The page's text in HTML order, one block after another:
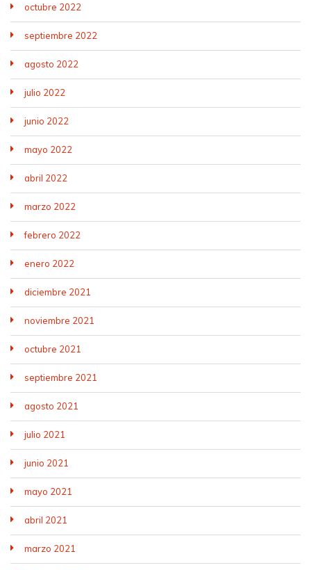
octubre 2022
septiembre 2022
agosto 2022
julio 2022
junio 2022
mayo 2022
abril 2022
marzo 2022
febrero 2022
enero 2022
diciembre 2021
noviembre 2021
octubre 2021
septiembre 2021
agosto 2021
julio 2021
junio 2021
mayo 2021
abril 2021
marzo 2021